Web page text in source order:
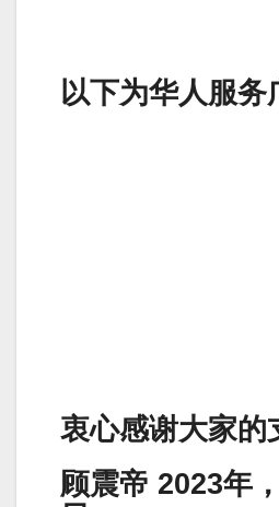
以下为华人服务
衷心感谢大家的
顾震帝 2023年